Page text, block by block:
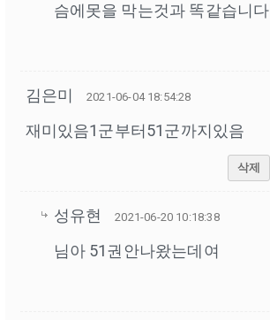
슴에못을 막는것과 똑같습니다
김은미 2021-06-04 18:54:28
재미있음1군부터51군까지있음
삭제
성유현 2021-06-20 10:18:38
님아 51권안나왔는데여